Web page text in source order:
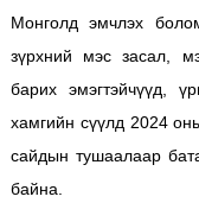
Монголд эмчлэх
зүрхний мэс засал,
барих эмэгтэйчүүд,
хамгийн сүүлд 2024
сайдын тушаалаар
байна.